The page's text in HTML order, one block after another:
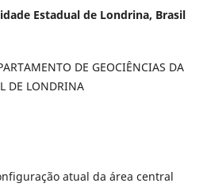
Estadual de Londrina, Brasil
DE GEOCIÊNCIAS DA
DE LONDRINA
atual da área central